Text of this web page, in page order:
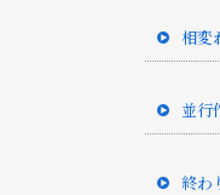
相変
並行
終わ